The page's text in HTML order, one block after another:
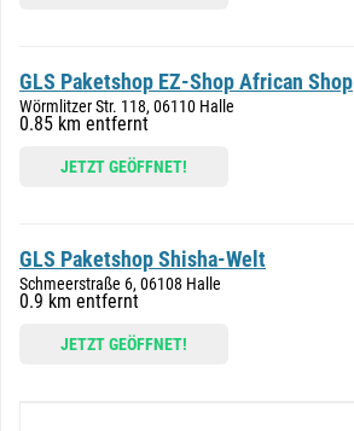
GLS Paketshop EZ-Shop African Shop
Wörmlitzer Str. 118, 06110 Halle
0.85 km entfernt
JETZT GEÖFFNET!
GLS Paketshop Shisha-Welt
Schmeerstraße 6, 06108 Halle
0.9 km entfernt
JETZT GEÖFFNET!